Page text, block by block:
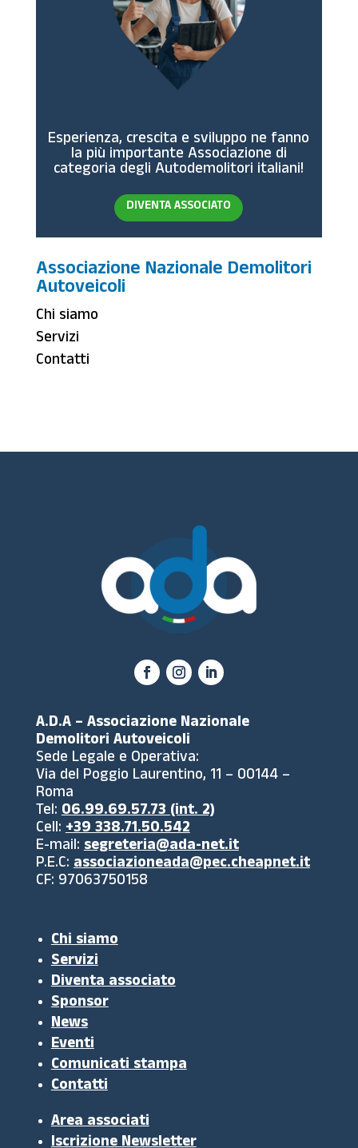
Esperienza, crescita e sviluppo ne fanno
la più importante Associazione di
categoria degli Autodemolitori italiani!
DIVENTA ASSOCIATO
Associazione Nazionale Demolitori
Autoveicoli
Chi siamo
Servizi
Contatti
A.D.A – Associazione Nazionale
Demolitori Autoveicoli
Sede Legale e Operativa:
Via del Poggio Laurentino, 11 – 00144 –
Roma
Tel:06.99.69.57.73 (int. 2)
Cell:+39 338.71.50.542
E-mail:segreteria@ada-net.it
P.E.C:associazioneada@pec.cheapnet.it
CF: 97063750158
Chi siamo
Servizi
Diventa associato
Sponsor
News
Eventi
Comunicati stampa
Contatti
Area associati
Iscrizione Newsletter